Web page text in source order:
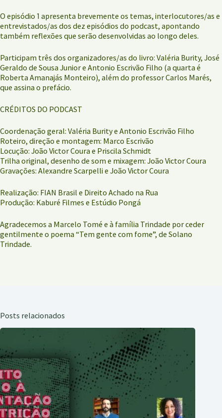
O episódio 1 apresenta brevemente os temas, interlocutores/as e
entrevistados/as dos dez episódios do podcast, apontando
também reflexões que serão desenvolvidas ao longo deles.
Participam três dos organizadores/as do livro: Valéria Burity, José
Geraldo de Sousa Junior e Antonio Escrivão Filho (a quarta é
Roberta Amanajás Monteiro), além do professor Carlos Marés,
que assina o prefácio.
CRÉDITOS DO PODCAST
Coordenação geral: Valéria Burity e Antonio Escrivão Filho
Roteiro, direção e montagem: Marco Escrivão
Locução: João Victor Coura e Priscila Schmidt
Trilha original, desenho de som e mixagem: João Victor Coura
Gravações: Alexandre Scarpelli e João Victor Coura
Realização: FIAN Brasil e Direito Achado na Rua
Produção: Kaburé Filmes e Estúdio Pongá
Agradecemos a Marcelo Tomé e à família Trindade por ceder
gentilmente o poema “Tem gente com fome”, de Solano
Trindade.
Posts relacionados